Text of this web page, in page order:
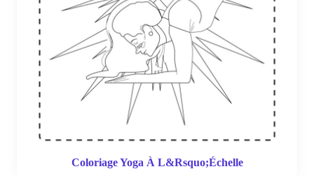
Coloriage Yoga À L&Rsquo;Échelle